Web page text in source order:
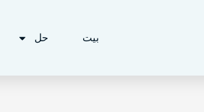
بيت حل